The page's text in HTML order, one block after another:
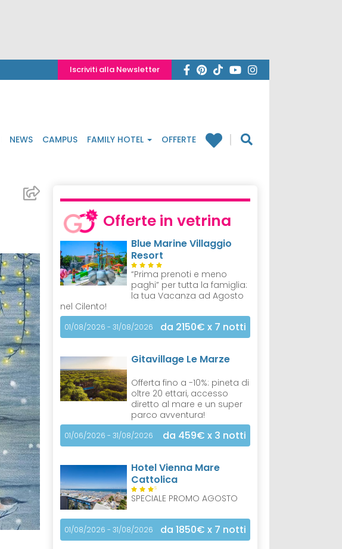
Iscriviti alla Newsletter
NEWS CAMPUS FAMILY HOTEL OFFERTE
Offerte in vetrina
Blue Marine Villaggio
Resort
“Prima prenoti e meno
paghi” per tutta la famiglia:
la tua Vacanza ad Agosto
nel Cilento!
01/08/2026 - 31/08/2026 da 2150€ x 7 notti
Gitavillage Le Marze
Offerta fino a -10%: pineta di
oltre 20 ettari, accesso
diretto al mare e un super
parco avventura!
01/06/2026 - 31/08/2026 da 459€ x 3 notti
Hotel Vienna Mare
Cattolica
S
SPECIALE PROMO AGOSTO
01/08/2026 - 31/08/2026 da 1850€ x 7 notti